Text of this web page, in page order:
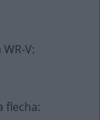
V:
flecha: